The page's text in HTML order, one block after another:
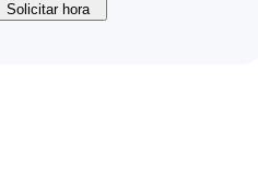
Solicitar hora